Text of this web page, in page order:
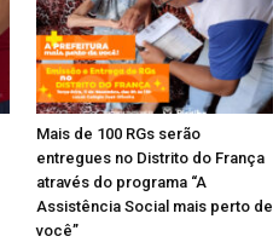
Mais de 100 RGs serão
entregues no Distrito do França
através do programa “A
Assistência Social mais perto de
você”